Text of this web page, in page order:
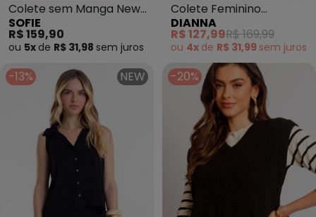
Colete sem Manga New
Ease em Plano Alfaiataria
Ver
SOFIE
R$ 159,90
ou 5x de R$ 31,98 sem juros
Colete Feminino
Alfaiataria Risca de Giz
(Preto)
DIANNA
R$ 127,99R$ 169,99
ou 4x de R$ 31,99 sem juros
-13% NEW -20%